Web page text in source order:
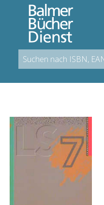
springen
Bildergalerie überspringen